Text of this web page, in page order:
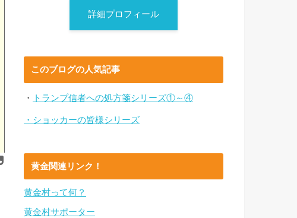
詳細プロフィール
このブログの人気記事
・ トランプ信者への処方箋シリーズ①～④
・ショッカーの皆様シリーズ
黄金関連リンク！
黄金村って何？
黄金村サポーター